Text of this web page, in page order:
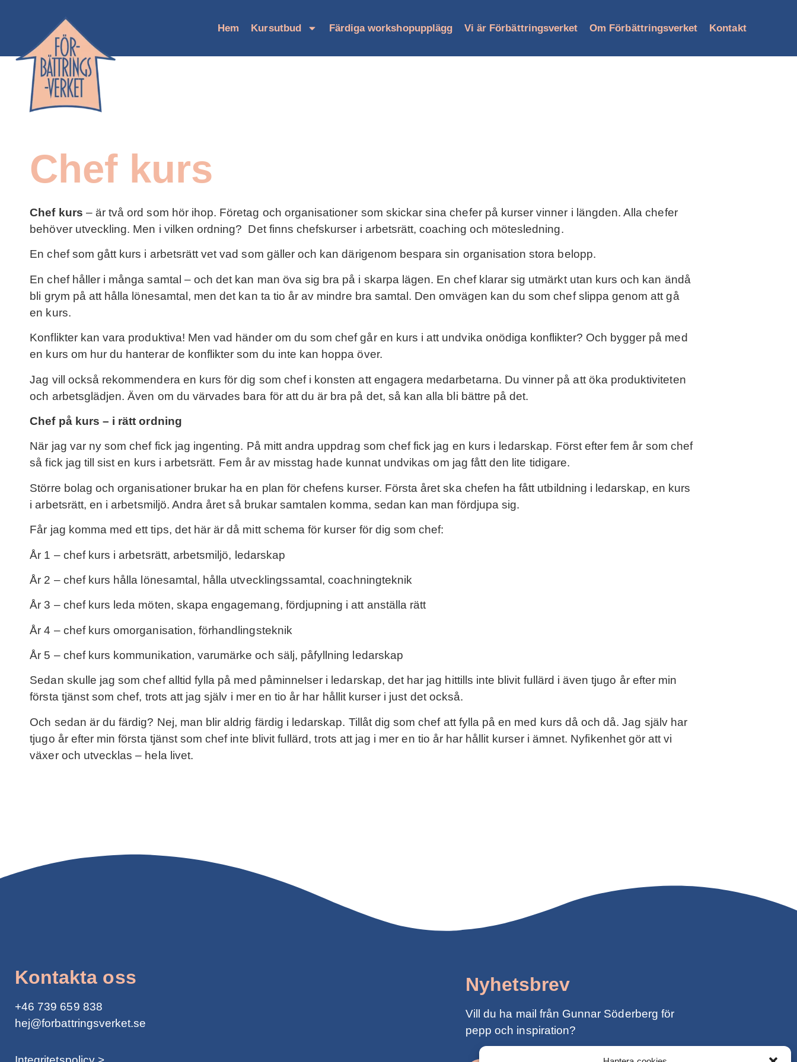
Hem Kursutbud Färdiga workshopupplägg Vi är Förbättringsverket Om Förbättringsverket Kontakt
Chef kurs
Chef kurs – är två ord som hör ihop. Företag och organisationer som skickar sina chefer på kurser vinner i längden. Alla chefer
behöver utveckling. Men i vilken ordning? Det finns chefskurser i arbetsrätt, coaching och mötesledning.
En chef som gått kurs i arbetsrätt vet vad som gäller och kan därigenom bespara sin organisation stora belopp.
En chef håller i många samtal – och det kan man öva sig bra på i skarpa lägen. En chef klarar sig utmärkt utan kurs och kan ändå
bli grym på att hålla lönesamtal, men det kan ta tio år av mindre bra samtal. Den omvägen kan du som chef slippa genom att gå
en kurs.
Konflikter kan vara produktiva! Men vad händer om du som chef går en kurs i att undvika onödiga konflikter? Och bygger på med
en kurs om hur du hanterar de konflikter som du inte kan hoppa över.
Jag vill också rekommendera en kurs för dig som chef i konsten att engagera medarbetarna. Du vinner på att öka produktiviteten
och arbetsglädjen. Även om du värvades bara för att du är bra på det, så kan alla bli bättre på det.
Chef på kurs – i rätt ordning
När jag var ny som chef fick jag ingenting. På mitt andra uppdrag som chef fick jag en kurs i ledarskap. Först efter fem år som chef
så fick jag till sist en kurs i arbetsrätt. Fem år av misstag hade kunnat undvikas om jag fått den lite tidigare.
Större bolag och organisationer brukar ha en plan för chefens kurser. Första året ska chefen ha fått utbildning i ledarskap, en kurs
i arbetsrätt, en i arbetsmiljö. Andra året så brukar samtalen komma, sedan kan man fördjupa sig.
Får jag komma med ett tips, det här är då mitt schema för kurser för dig som chef:
År 1 – chef kurs i arbetsrätt, arbetsmiljö, ledarskap
År 2 – chef kurs hålla lönesamtal, hålla utvecklingssamtal, coachningteknik
År 3 – chef kurs leda möten, skapa engagemang, fördjupning i att anställa rätt
År 4 – chef kurs omorganisation, förhandlingsteknik
År 5 – chef kurs kommunikation, varumärke och sälj, påfyllning ledarskap
Sedan skulle jag som chef alltid fylla på med påminnelser i ledarskap, det har jag hittills inte blivit fullärd i även tjugo år efter min
första tjänst som chef, trots att jag själv i mer en tio år har hållit kurser i just det också.
Och sedan är du färdig? Nej, man blir aldrig färdig i ledarskap. Tillåt dig som chef att fylla på en med kurs då och då. Jag själv har
tjugo år efter min första tjänst som chef inte blivit fullärd, trots att jag i mer en tio år har hållit kurser i ämnet. Nyfikenhet gör att vi
växer och utvecklas – hela livet.
Kontakta oss
+46 739 659 838
hej@forbattringsverket.se
Nyhetsbrev
Vill du ha mail från Gunnar Söderberg för
pepp och inspiration?